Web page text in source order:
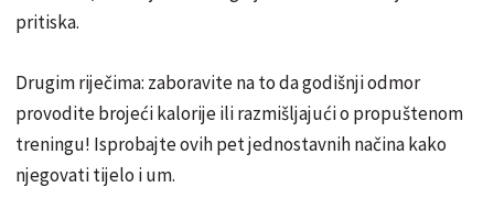
pritiska.
Drugim riječima: zaboravite na to da godišnji odmor
provodite brojeći kalorije ili razmišljajući o propuštenom
treningu! Isprobajte ovih pet jednostavnih načina kako
njegovati tijelo i um.